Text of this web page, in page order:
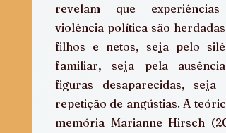
revelam que experiências
violência política são herdadas
filhos e netos, seja pelo
familiar, seja pela ausência
figuras desaparecidas, seja
repetição de angústias. A
memória Marianne Hirsch